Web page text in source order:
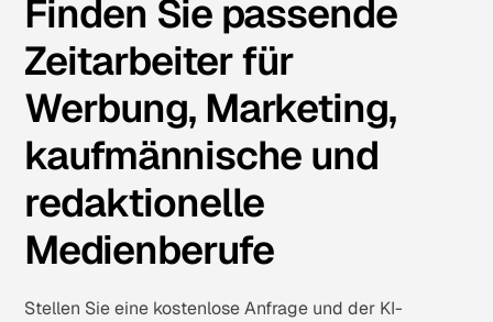
Finden Sie passende
Zeitarbeiter für
Werbung, Marketing,
kaufmännische und
redaktionelle
Medienberufe
Stellen Sie eine kostenlose Anfrage und der KI-